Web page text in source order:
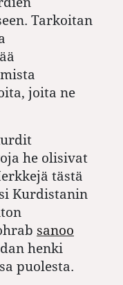
Tarkoitan
joita ne
he olisivat
tästä
Kurdistanin
sanoo
henki
puolesta.